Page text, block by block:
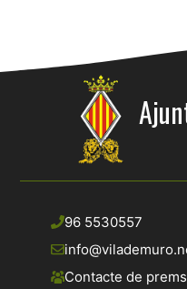
96 5530557
Contacte de